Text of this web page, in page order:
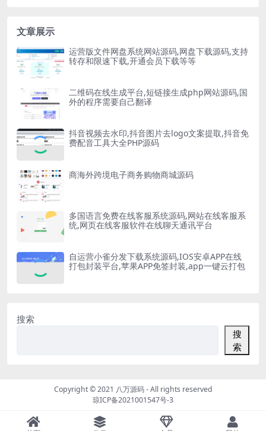
文章展示
运营版文件网盘系统网站源码,网盘下载源码,支持
转存和限速下载,开通会员下载等等
二维码在线生成平台,短链接生成php网站源码,国
外的程序需要自己翻译
抖音视频去水印,抖音图片去logo文案提取,抖音免
费配音工具大全PHP源码
商海外跨境电子商务购物商城源码
多国语言免费在线客服系统源码,网站在线客服系
统,网页在线客服软件在线聊天通讯平台
自运营小雀分发下载系统源码,IOS安卓APP在线
打包封装平台,苹果APP免签封装,app一键云打包
搜索
搜
索
Copyright © 2021 八万源码- All rights reserved
琼ICP备2021001547号-3